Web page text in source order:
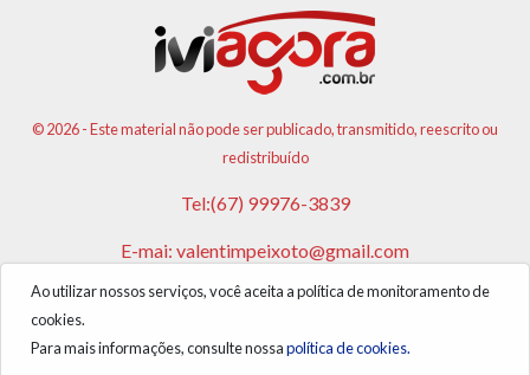
Ao utilizar nossos serviços, você aceita a política de monitoramento de
cookies.
Para mais informações, consulte nossapolítica de cookies.
© 2026 - Este material não pode ser publicado, transmitido, reescrito ou
redistribuído
Tel:(67) 99976-3839
E-mai: valentimpeixoto@gmail.com
VPA AGENCIA DE PUBLICIDADES E NOTICIAS LTDA